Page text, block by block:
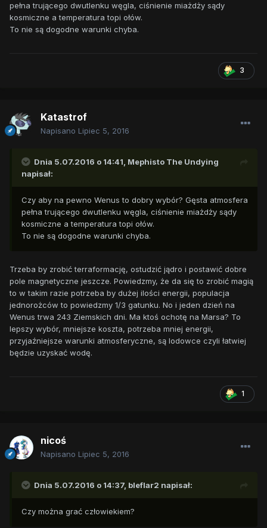
pełna trującego dwutlenku węgla, ciśnienie miażdży sądy
kosmiczne a temperatura topi ołów.
To nie są dogodne warunki chyba.
3
Katastrof
Napisano Lipiec 5, 2016
Dnia 5.07.2016 o 14:41, Mephisto The Undying
napisał:
Czy aby na pewno Wenus to dobry wybór? Gęsta atmosfera
pełna trującego dwutlenku węgla, ciśnienie miażdży sądy
kosmiczne a temperatura topi ołów.
To nie są dogodne warunki chyba.
Trzeba by zrobić terraformację, ostudzić jądro i postawić dobre
pole magnetyczne jeszcze. Powiedzmy, że da się to zrobić magią
to w takim razie potrzeba by dużej ilości energii, populacja
jednorożców to powiedzmy 1/3 gatunku. No i jeden dzień na
Wenus trwa 243 Ziemskich dni. Ma ktoś ochotę na Marsa? To
lepszy wybór, mniejsze koszta, potrzeba mniej energii,
przyjaźniejsze warunki atmosferyczne, są lodowce czyli łatwiej
będzie uzyskać wodę.
1
nicoś
Napisano Lipiec 5, 2016
Dnia 5.07.2016 o 14:37, bleflar2 napisał:
Czy można grać człowiekiem?